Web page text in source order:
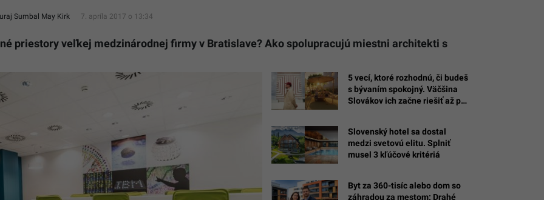
Sumbal May Kirk 7. apríla 2017 o 13:34
priestory veľkej medzinárodnej firmy v Bratislave? Ako spolupracujú miestni architekti s
5 vecí, ktoré rozhodnú, či budeš
s bývaním spokojný. Väčšina
Slovákov ich začne riešiť až po
Slovenský hotel sa dostal
medzi svetovú elitu. Splniť
musel 3 kľúčové kritériá
Byt za 360-tisíc alebo dom so
záhradou za mestom: Drahé